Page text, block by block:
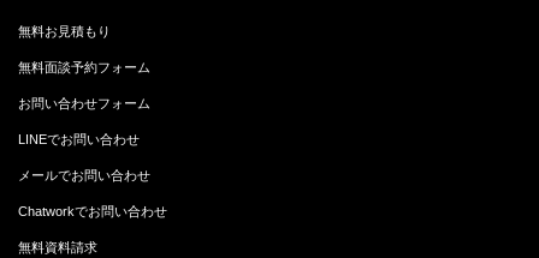
無料お見積もり
無料面談予約フォーム
お問い合わせフォーム
LINEでお問い合わせ
メールでお問い合わせ
Chatworkでお問い合わせ
無料資料請求